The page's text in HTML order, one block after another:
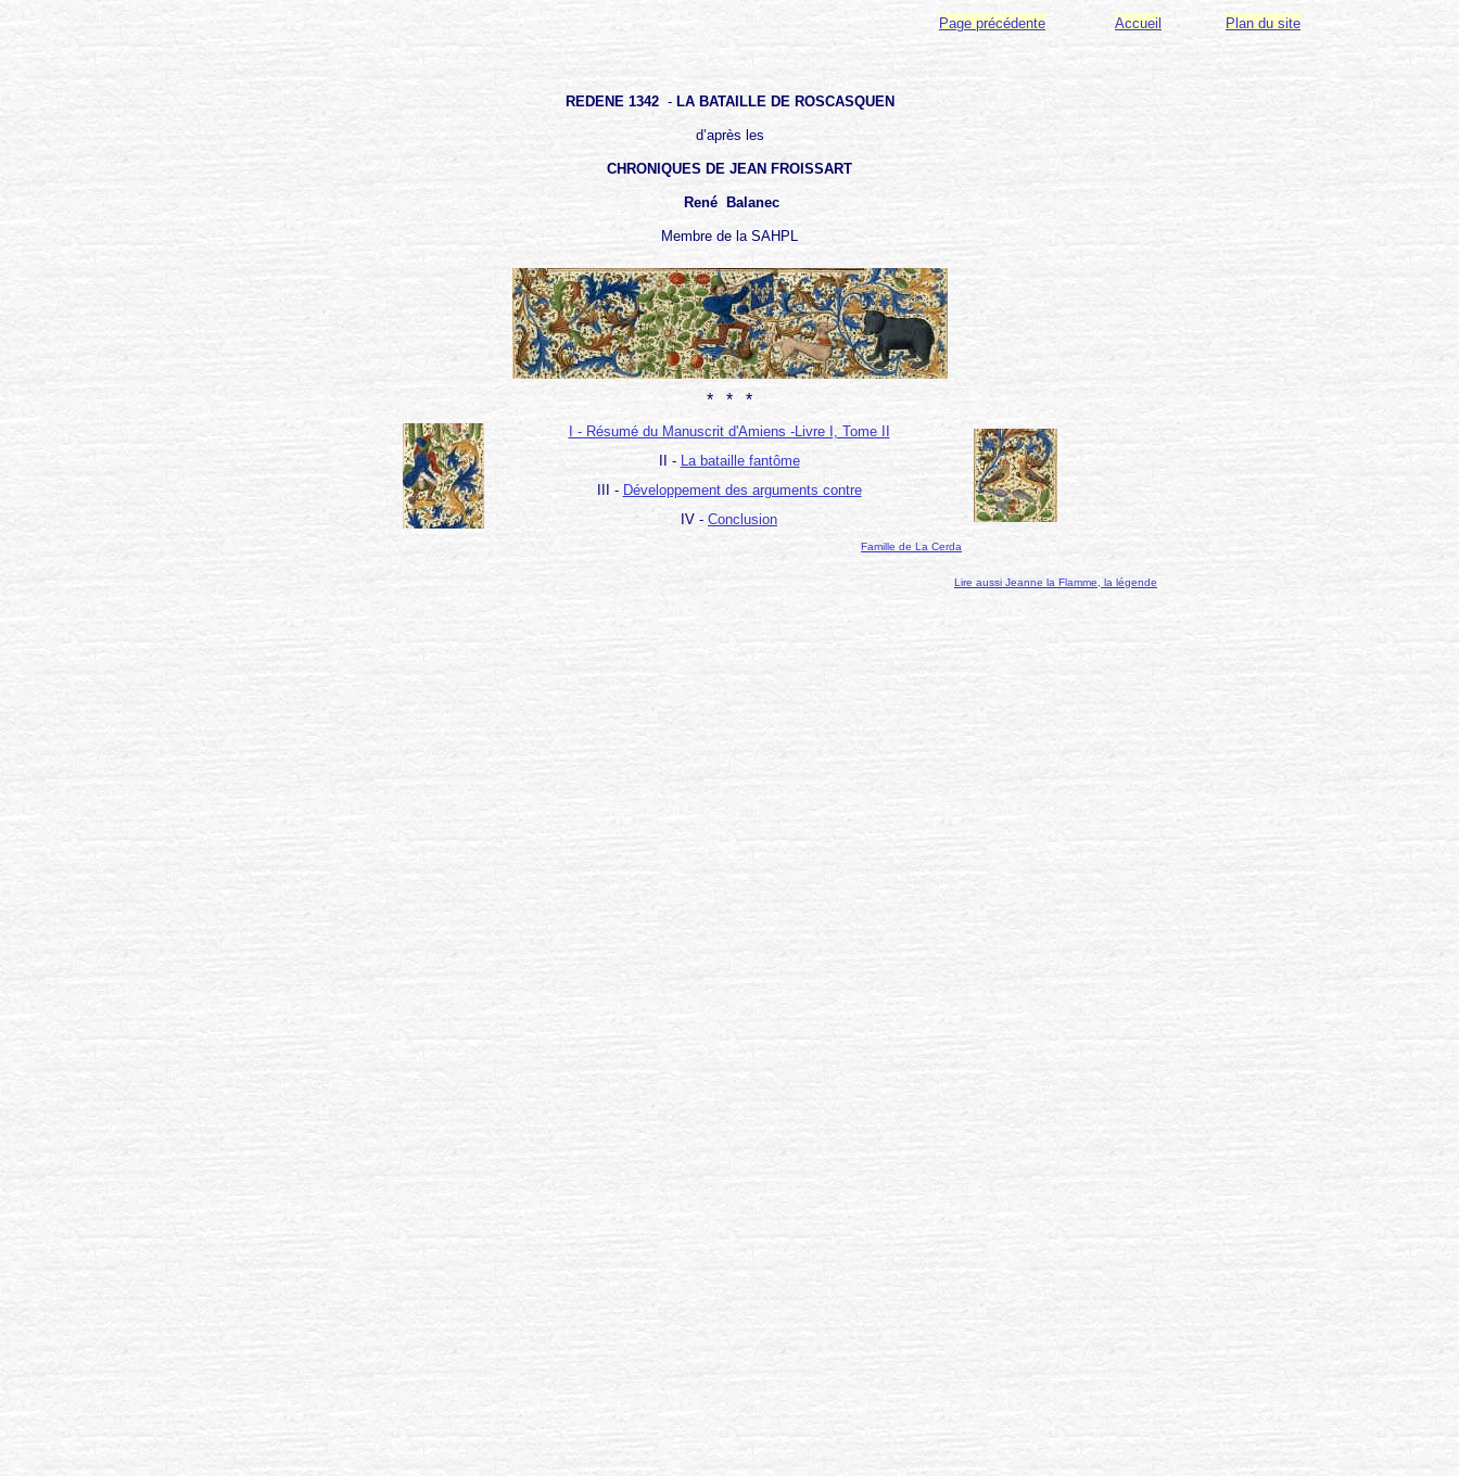
Page précédente Accueil Plan du site
REDENE1342 -LA BATAILLE DE ROSCASQUEN
d’après les
CHRONIQUES DE JEAN FROISSART
René Balanec
Membre de la SAHPL
* * *
I - Résumé du Manuscrit d'Amiens -Livre I, Tome II
II - La bataille fantôme
III - Développement des arguments contre
IV - Conclusion
Famille de La Cerda
Lire aussi Jeanne la Flamme, la légende